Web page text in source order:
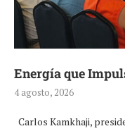
Energía que
4 agosto, 2026
Carlos Kamkhaji,